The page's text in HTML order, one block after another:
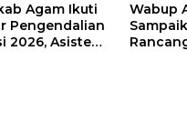
Agam Ikuti
Pengendalian
2026, Asisten
Wabup